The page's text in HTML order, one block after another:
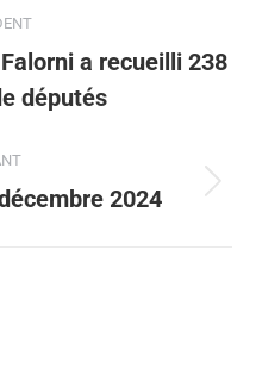
a recueilli 238
députés
2024